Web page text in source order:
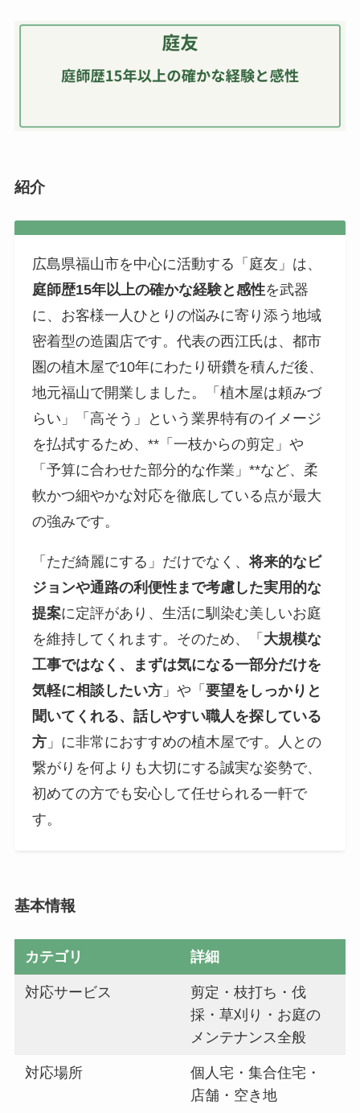
紹介
広島県福山市を中心に活動する「庭友」は、
庭師歴15年以上の確かな経験と感性を武器
に、お客様一人ひとりの悩みに寄り添う地域
密着型の造園店です。代表の西江氏は、都市
圏の植木屋で10年にわたり研鑽を積んだ後、
地元福山で開業しました。「植木屋は頼みづ
らい」「高そう」という業界特有のイメージ
を払拭するため、**「一枝からの剪定」や
「予算に合わせた部分的な作業」**など、柔
軟かつ細やかな対応を徹底している点が最大
の強みです。
「ただ綺麗にする」だけでなく、将来的なビ
ジョンや通路の利便性まで考慮した実用的な
提案に定評があり、生活に馴染む美しいお庭
を維持してくれます。そのため、「 大規模な
工事ではなく、まずは気になる一部分だけを
気軽に相談したい方 」や「要望をしっかりと
聞いてくれる、話しやすい職人を探している
方 」に非常におすすめの植木屋です。人との
繋がりを何よりも大切にする誠実な姿勢で、
初めての方でも安心して任せられる一軒で
す。
基本情報
カテゴリ 詳細
対応サービス
剪定・枝打ち・伐
採・草刈り・お庭の
メンテナンス全般
対応場所
個人宅・集合住宅・
店舗・空き地